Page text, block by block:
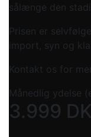
sålænge den
Prisen er
import, syn og
Kontakt os for
Månedlig ydelse
3.999